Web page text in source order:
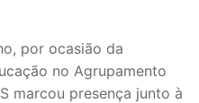
por ocasião da
no Agrupamento
marcou presença junto à